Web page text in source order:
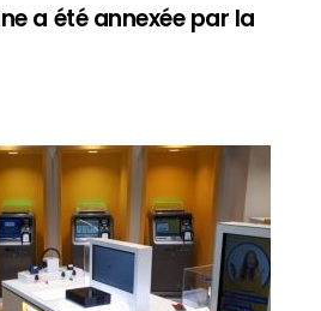
a été annexée par la